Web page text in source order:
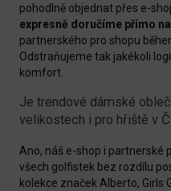
pohodlně objednat přes e-
expresně doručíme přímo
partnerského pro shopu
Odstraňujeme tak jakékoli
komfort.
Je trendové dámské
velikostech i pro hřiště v
Ano, náš e-shop i partnerské
všech golfistek bez rozdílu
kolekce značek Alberto, Girls